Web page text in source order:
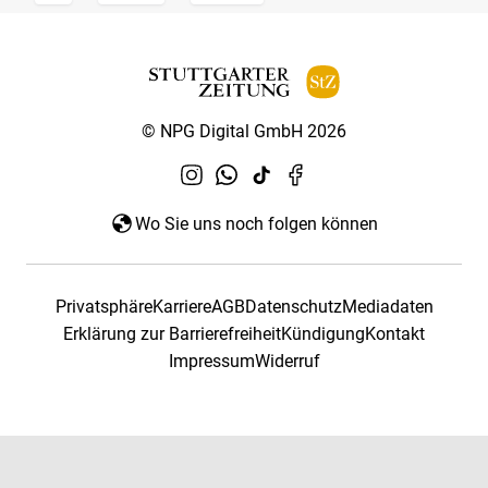
© NPG Digital GmbH 2026
Wo Sie uns noch folgen können
PrivatsphäreKarriereAGBDatenschutzMediadaten
Erklärung zur BarrierefreiheitKündigungKontakt
ImpressumWiderruf